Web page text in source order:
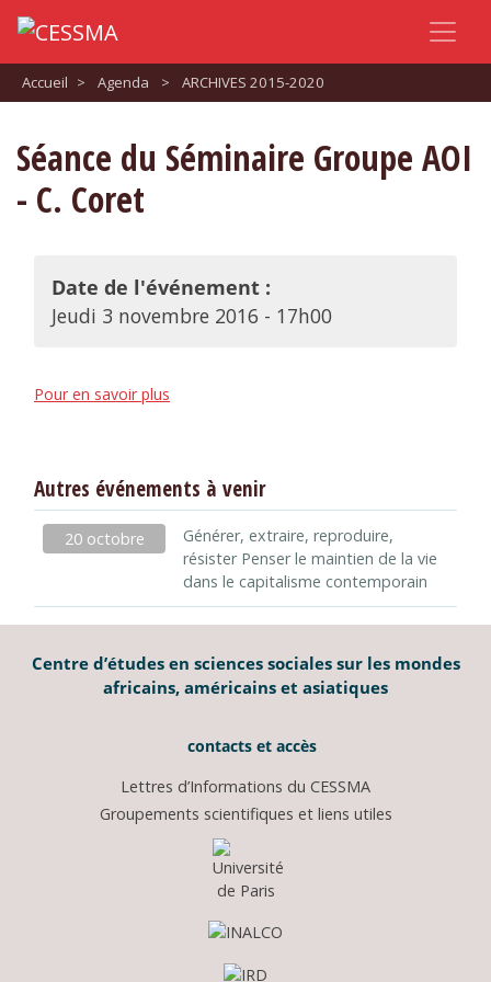
Accueil > Agenda > ARCHIVES 2015-2020
Séance du Séminaire Groupe AOI
- C. Coret
Date de l'événement :
Jeudi 3 novembre 2016 - 17h00
Pour en savoir plus
Autres événements à venir
20 octobre
Générer, extraire, reproduire,
résister Penser le maintien de la vie
dans le capitalisme contemporain
Centre d’études en sciences sociales sur les mondes
africains, américains et asiatiques
contacts et accès
Lettres d’Informations du CESSMA
Groupements scientifiques et liens utiles